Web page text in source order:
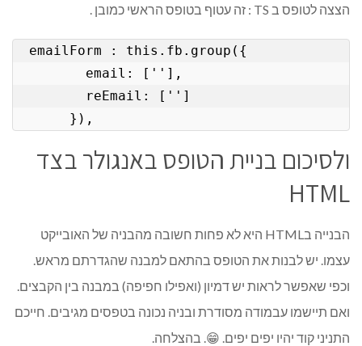
הצצה לטופס ב TS : זה עטוף בטופס הראשי כמובן .
      }),
ולסיכום בניית הטופס באנגולר בצד
HTML
הבנייה בHTML היא לא פחות חשובה מהבניה של האובייקט
עצמו. יש לבנות את הטופס בהתאם למבנה שהגדרתם מראש.
וכפי שאפשר לראות יש דמיון (ואפילו חפיפה) במבנה בין הקבצים.
ואם תיישמו עבמודה מסודרת ובניה נכונה בטפסים מגיבים. חייכם
התניני קוד יהיו יפים יפים. 😁. בהצלחה.